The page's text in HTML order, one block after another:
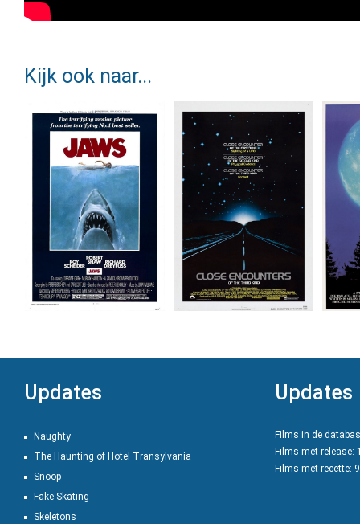
Kijk ook naar...
Updates
Naughty
The Haunting of Hotel Transylvania
Snoop
Fake Skating
Skeletons
Updates
Films in de
Films met release:
Films met recette: